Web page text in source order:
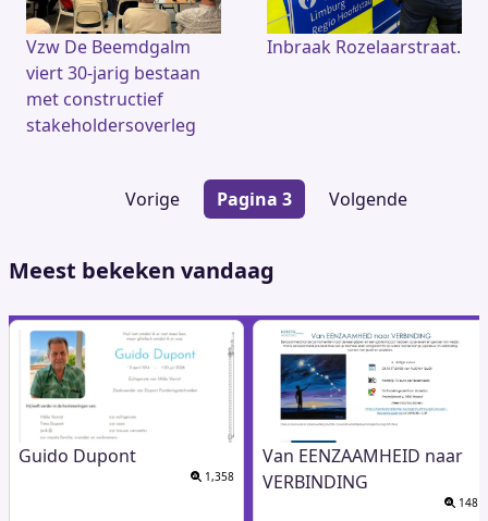
Vzw De Beemdgalm
viert 30-jarig bestaan
met constructief
stakeholdersoverleg
Inbraak Rozelaarstraat.
Vorige
Vorige Pagina 3
Volgende
Volgende
Meest bekeken vandaag
Guido Dupont
1,358
Van EENZAAMHEID naar
VERBINDING
148